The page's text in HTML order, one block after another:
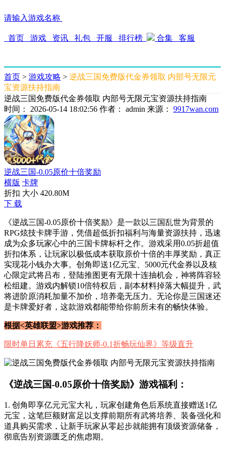
请输入游戏名称
首页 游戏 资讯 礼包 开服 排行榜 合集 客服
首页 > 游戏攻略 > 逆战三国免费版代金券领取 内部号无限元
宝资源扶持指南
逆战三国免费版代金券领取 内部号无限元宝资源扶持指南
时间： 2026-05-14 18:02:56 作者： admin 来源： 9917wan.com
逆战三国-0.05原价十倍奖励
横版 卡牌
折扣 大小 420.80M
下 载
《逆战三国-0.05原价十倍奖励》是一款以三国乱世为背景的
RPG炫技卡牌手游，凭借超低折扣福利与海量资源扶持，迅速
成为众多玩家心中的三国卡牌标杆之作。游戏采用0.05折超值
折扣体系，让玩家以极低成本获取原价十倍的丰厚奖励，真正
实现花小钱办大事。创角即送1亿元宝、5000元代金券以及核
心限定武将吕布，登陆推图更有无限十连抽机会，神将阵容轻
松组建。游戏内解锁10倍特权后，副本材料掉落大幅提升，武
将进阶原消耗加量不加价，培养毫无压力。无论你是三国迷还
是卡牌爱好者，这款游戏都能带给你前所未有的畅快体验。
根据<英雄联盟>游戏推荐：
限时单日累充《五行降妖师-0.1折畅玩仙界》等级直升
《逆战三国-0.05原价十倍奖励》游戏福利：
1. 创角即享亿元元宝大礼，玩家创建角色后系统直接赠送1亿
元宝，这笔巨额财富足以支撑前期所有武将培养、装备强化和
道具购买需求，让新手玩家从零起步就能拥有顶级资源储备，
彻底告别资源匮乏的焦虑期。